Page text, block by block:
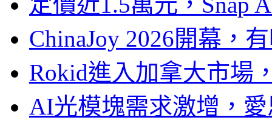
ChinaJoy 2026開幕，
Rokid進入加拿大市場
AI光模塊需求激增，